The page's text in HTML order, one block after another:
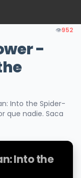
👁️952
-
Into the Spider-
que nadie. Saca
Into the